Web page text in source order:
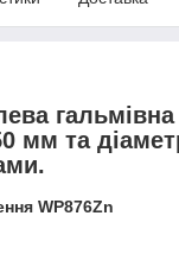
гальмівна
мм та
WP876Zn